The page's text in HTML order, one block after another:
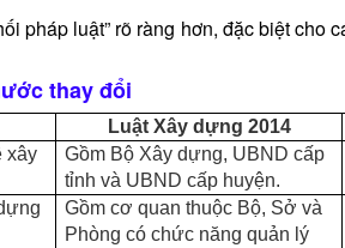
pháp luật” rõ ràng hơn, đặc biệt cho
thay đổi
Luật Xây dựng 2014
xây
Gồm Bộ Xây dựng, UBND cấp
tỉnh và UBND cấp huyện.
Gồm cơ quan thuộc Bộ, Sở và
Phòng có chức năng quản lý